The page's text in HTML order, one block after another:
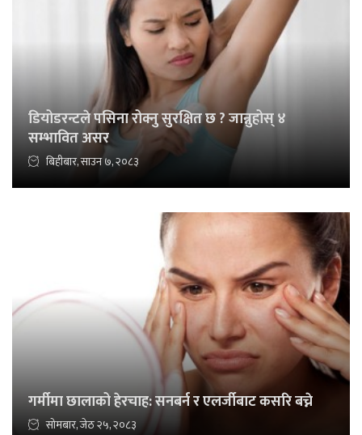
डियोडरन्टले पसिना रोक्नु सुरक्षित छ ? जान्नुहोस् ४
सम्भावित असर
बिहीबार, साउन ७, २०८३
गर्मीमा छालाको हेरचाह: सनबर्न र एलर्जीबाट कसरि बच्ने
सोमबार, जेठ २५, २०८३